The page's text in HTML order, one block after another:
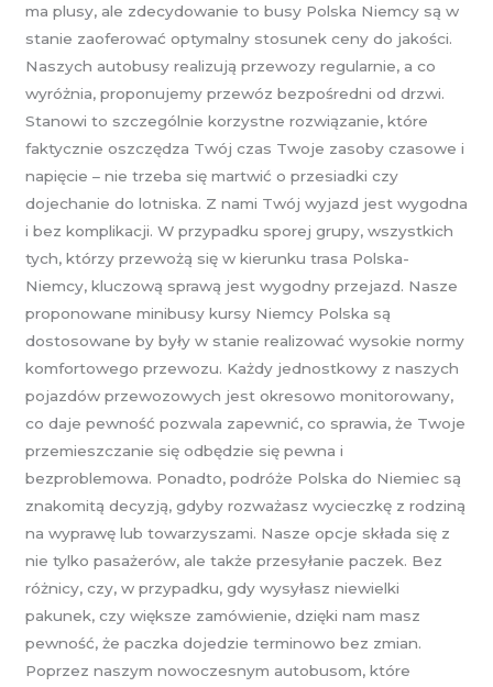
ma plusy, ale zdecydowanie to busy Polska Niemcy są w
stanie zaoferować optymalny stosunek ceny do jakości.
Naszych autobusy realizują przewozy regularnie, a co
wyróżnia, proponujemy przewóz bezpośredni od drzwi.
Stanowi to szczególnie korzystne rozwiązanie, które
faktycznie oszczędza Twój czas Twoje zasoby czasowe i
napięcie – nie trzeba się martwić o przesiadki czy
dojechanie do lotniska. Z nami Twój wyjazd jest wygodna
i bez komplikacji. W przypadku sporej grupy, wszystkich
tych, którzy przewożą się w kierunku trasa Polska-
Niemcy, kluczową sprawą jest wygodny przejazd. Nasze
proponowane minibusy kursy Niemcy Polska są
dostosowane by były w stanie realizować wysokie normy
komfortowego przewozu. Każdy jednostkowy z naszych
pojazdów przewozowych jest okresowo monitorowany,
co daje pewność pozwala zapewnić, co sprawia, że Twoje
przemieszczanie się odbędzie się pewna i
bezproblemowa. Ponadto, podróże Polska do Niemiec są
znakomitą decyzją, gdyby rozważasz wycieczkę z rodziną
na wyprawę lub towarzyszami. Nasze opcje składa się z
nie tylko pasażerów, ale także przesyłanie paczek. Bez
różnicy, czy, w przypadku, gdy wysyłasz niewielki
pakunek, czy większe zamówienie, dzięki nam masz
pewność, że paczka dojedzie terminowo bez zmian.
Poprzez naszym nowoczesnym autobusom, które